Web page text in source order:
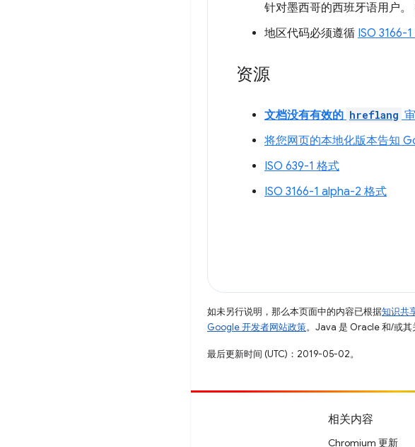
针对墨西哥的西班牙语用户。
地区代码必须遵循 ISO 3166-
资源
文档没有有效的 hreflang
将您网页的本地化版本告知
ISO 639-1 格式
ISO 3166-1 alpha-2 格式
如未另行说明，那么本页面中的内容已根据知识共
Google 开发者网站政策。Java 是 Oracle 和/或其
最后更新时间 (UTC)：2019-05-02。
相关内容
Chromium 更新